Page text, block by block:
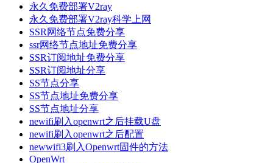
永久免费部署V2ray
永久免费部署V2ray科学上网
SSR网络节点免费分享
ssr网络节点地址免费分享
SSR订阅地址免费分享
SSR订阅地址分享
SS节点分享
SS节点地址免费分享
SS节点地址分享
newifi刷入openwrt之后挂载U盘
newifi刷入openwrt之后配置
newwifi3刷入Openwrt固件的方法
OpenWrt